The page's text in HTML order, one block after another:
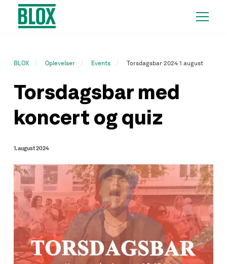
BLOX Oplevelser Events Torsdagsbar 2024 1 august
Torsdagsbar med
koncert og quiz
1. august 2024